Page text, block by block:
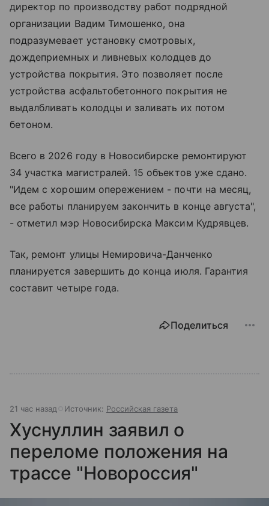
директор по производству работ подрядной
организации Вадим Тимошенко, она
подразумевает установку смотровых,
дождеприемных и ливневых колодцев до
устройства покрытия. Это позволяет после
устройства асфальтобетонного покрытия не
выдалбливать колодцы и заливать их потом
бетоном.
Всего в 2026 году в Новосибирске ремонтируют
34 участка магистралей. 15 объектов уже сдано.
"Идем с хорошим опережением - почти на месяц,
все работы планируем закончить в конце августа",
- отметил мэр Новосибирска Максим Кудрявцев.
Так, ремонт улицы Немировича-Данченко
планируется завершить до конца июля. Гарантия
составит четыре года.
Поделиться
21 час назад Источник: Российская газета
Хуснуллин заявил о
переломе положения на
трассе "Новороссия"